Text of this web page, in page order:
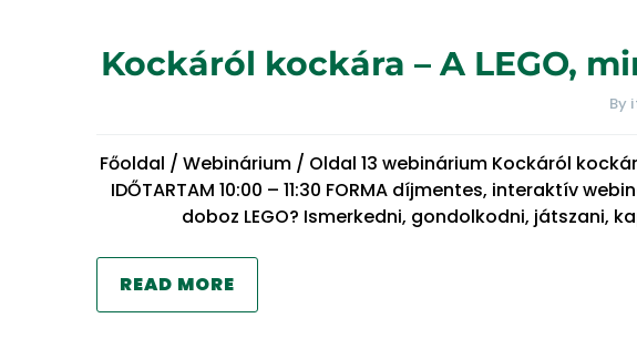
Kockáról kockára – A LEGO,
By
Főoldal / Webinárium / Oldal 13 webinárium Kockáról
IDŐTARTAM 10:00 – 11:30 FORMA díjmentes, interaktív
doboz LEGO? Ismerkedni, gondolkodni, játszani,
READ MORE